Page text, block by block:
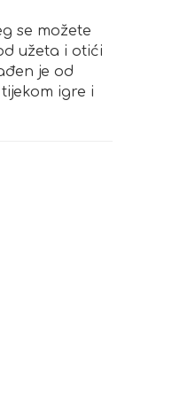
se možete
užeta i otići
je od
igre i